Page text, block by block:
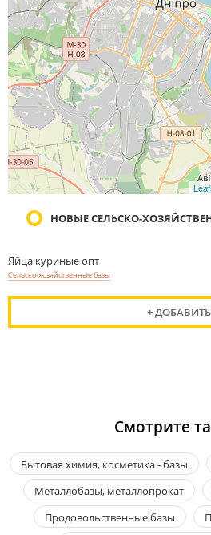
НОВЫЕ СЕЛЬСКО-
Яйца куриные опт
Сельско-хозяйственные базы
+ ДОБАВИТЬ
Смотрите
Бытовая химия, косметика - базы
Металлобазы, металлопрокат
Продовольственные базы